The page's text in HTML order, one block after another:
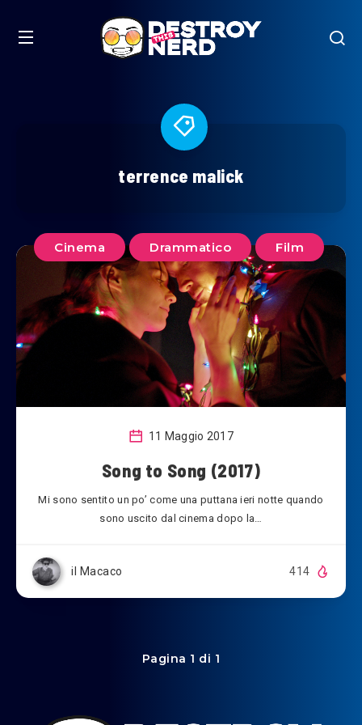
terrence malick
Cinema Drammatico Film
11 Maggio 2017
Song to Song (2017)
Mi sono sentito un po’ come una puttana ieri notte quando
sono uscito dal cinema dopo la…
il Macaco 414
Pagina 1 di 1